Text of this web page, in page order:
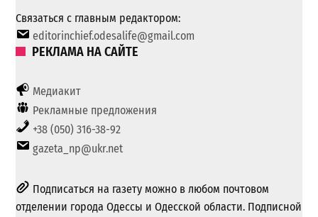
Связаться с главным редактором:
editorinchief.odesalife@gmail.com
РЕКЛАМА НА САЙТЕ
Медиакит
Рекламные предложения
+38 (050) 316-38-92
gazeta_np@ukr.net
Подписаться на газету можно в любом почтовом
отделении города Одессы и Одесской области. Подписной